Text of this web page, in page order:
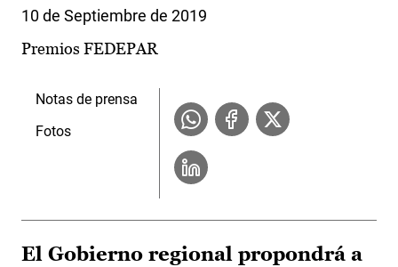
10 de Septiembre de 2019
Premios FEDEPAR
Notas de prensa
Fotos
El Gobierno regional propondrá a